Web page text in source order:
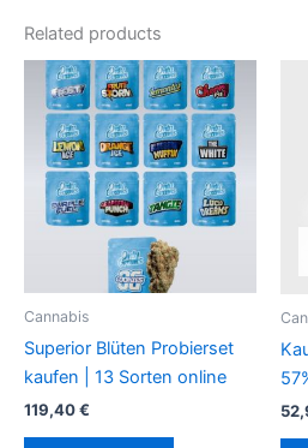
Related products
Cannabis
Superior Blüten Probierset
kaufen | 13 Sorten online
119,40€